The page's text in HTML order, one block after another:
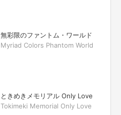
無彩限のファントム・ワールド
Myriad Colors Phantom World
ときめきメモリアル Only Love
Tokimeki Memorial Only Love